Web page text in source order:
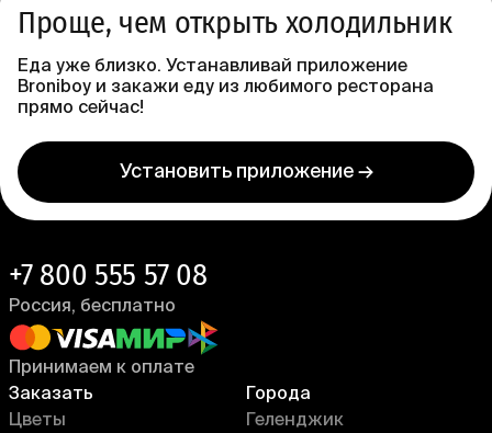
Проще, чем открыть холодильник
Еда уже близко. Устанавливай приложение
Broniboy и закажи еду из любимого ресторана
прямо сейчас!
Установить приложение →
Заказать
Цветы
Города
Геленджик
+7 800 555 57 08
Россия, бесплатно
Принимаем к оплате